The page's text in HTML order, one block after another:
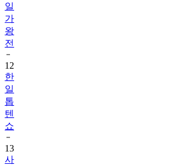
일
가
왕
전
12
한
일
톱
텐
쇼
13
사